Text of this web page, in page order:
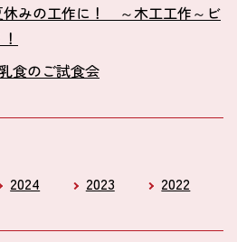
休みの工作に！ ～木工工作～ビ
食のご試食会
2024 2023 2022